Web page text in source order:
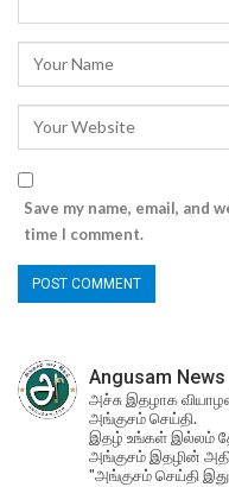
Save my name, email,
time I comment.
Angusam News
அச்சு இதழாக
அங்குசம் செய்தி.
இதழ் உங்கள் இல்லம்
அங்குசம் இதழின்
"அங்குசம் செய்தி